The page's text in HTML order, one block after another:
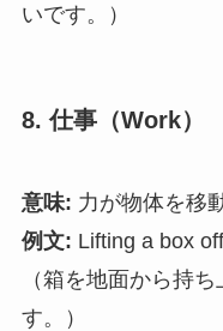
いです。）
8. 仕事（Work）
意味: 力が物体を移
例文: Lifting a box
（箱を地面から持
す。）